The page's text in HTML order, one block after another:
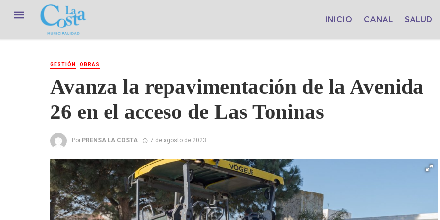
INICIO CANAL SALUD
GESTIÓN OBRAS
Avanza la repavimentación de la Avenida
26 en el acceso de Las Toninas
Por PRENSA LA COSTA 7 de agosto de 2023